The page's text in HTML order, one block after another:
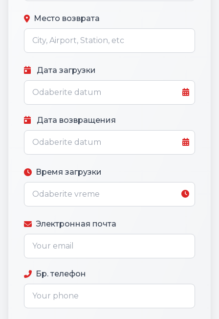
Место возврата
Дата загрузки
Дата возвращения
Время загрузки
Электронная почта
Бр. телефон